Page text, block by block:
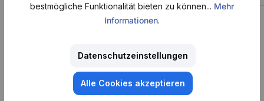
Du wirst den Gentleman Jack & Sour Cocktail in
der Dose lieben!
bestmögliche Funktionalität bieten zu können... Mehr
Informationen.
Datenschutzeinstellungen
Alle Cookies akzeptieren